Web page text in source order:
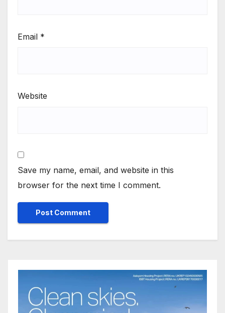
Email *
Website
Save my name, email, and website in this
browser for the next time I comment.